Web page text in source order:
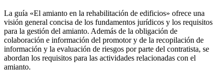
La guía «El amianto en la rehabilitación de edificios» ofrece una
visión general concisa de los fundamentos jurídicos y los requisitos
para la gestión del amianto. Además de la obligación de
colaboración e información del promotor y de la recopilación de
información y la evaluación de riesgos por parte del contratista, se
abordan los requisitos para las actividades relacionadas con el
amianto.